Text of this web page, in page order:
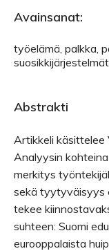
Avainsanat:
työelämä, palkka,
suosikkijärjestelmät
Abstrakti
Artikkeli käsittelee
Analyysin
merkitys
sekä tyytyväisyys
tekee
suhteen: Suomi
eurooppalaista